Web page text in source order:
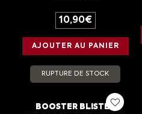
10,90€
AJOUTER AU PANIER
RUPTURE DE STOCK
BOOSTER BLISTER